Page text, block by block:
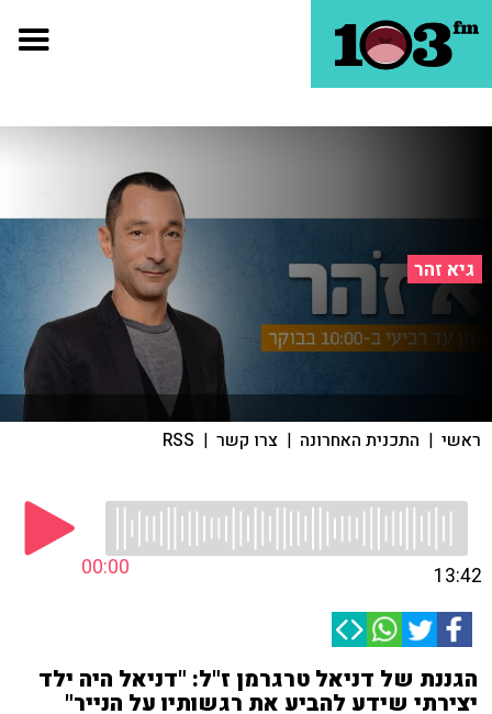
גיא זהר
ראשי | התכנית האחרונה | צרו קשר |
RSS
00:00 13:42
הגננת של דניאל טרגרמן ז"ל: "דניאל היה ילד
יצירתי שידע להביע את רגשותיו על הנייר"